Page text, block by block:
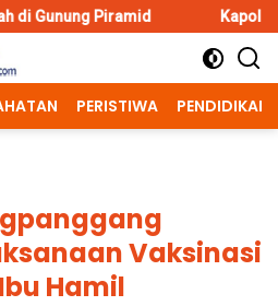
Kapolresta Malang Kota
PERISTIWA PENDIDIKAN
Vaksinasi
Hamil